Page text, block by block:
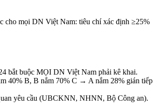
mọi DN Việt Nam: tiêu chí xác định ≥25%
bắt buộc MỌI DN Việt Nam phải kê khai.
40% B, B nắm 70% C → A nắm 28% gián tiếp
yêu cầu (UBCKNN, NHNN, Bộ Công an).